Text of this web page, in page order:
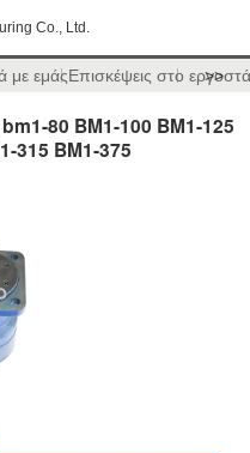
Co., Ltd.
με εμάςΕπισκέψεις στο >>
80 BM1-100 BM1-125
315 BM1-375